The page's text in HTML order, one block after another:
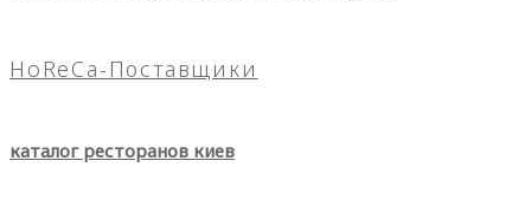
HoReCa-Поставщики
каталог ресторанов киев